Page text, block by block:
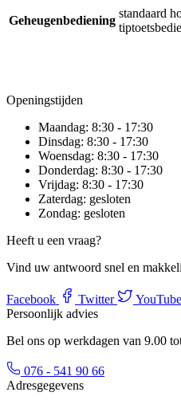
Geheugenbediening
standaard
Openingstijden
Maandag: 8:30 - 17:30
Dinsdag: 8:30 - 17:30
Woensdag: 8:30 - 17:30
Donderdag: 8:30 - 17:30
Vrijdag: 8:30 - 17:30
Zaterdag: gesloten
Zondag: gesloten
Heeft u een vraag?
Vind uw antwoord snel en
Facebook Twitter YouTube
Persoonlijk advies
Bel ons op werkdagen van 9.00
076 - 541 90 66
Adresgegevens